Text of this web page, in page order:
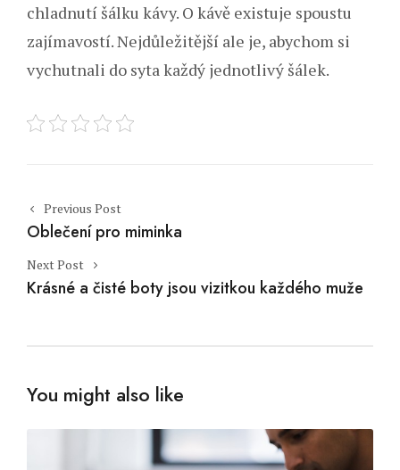
chladnutí šálku kávy. O kávě existuje spoustu
zajímavostí. Nejdůležitější ale je, abychom si
vychutnali do syta každý jednotlivý šálek.
Post navigation
Previous Post
Oblečení pro miminka
Next Post
Krásné a čisté boty jsou vizitkou každého muže
You might also like